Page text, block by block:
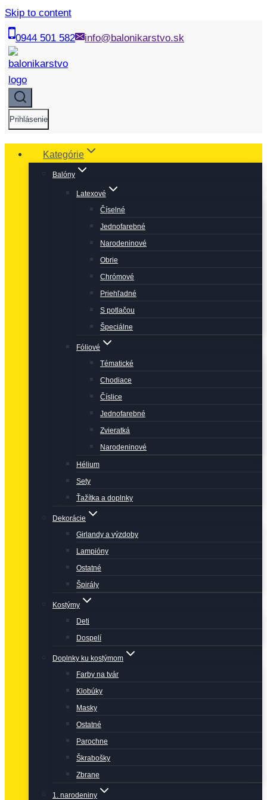
Skip to content
0944 501 582 info@balonikarstvo.sk
Prihlásenie
Kategórie
Balóny
Latexové
Číselné
Jednofarebné
Narodeninové
Obrie
Chrómové
Priehľadné
S potlačou
Špeciálne
Fóliové
Tématické
Chodiace
Číslice
Jednofarebné
Zvieratká
Narodeninové
Hélium
Sety
Ťažítka a doplnky
Dekorácie
Girlandy a výzdoby
Lampióny
Ostatné
Špirály
Kostýmy
Deti
Dospelí
Doplnky ku kostýmom
Farby na tvár
Klobúky
Masky
Ostatné
Parochne
Škrabošky
Zbrane
1. narodeniny